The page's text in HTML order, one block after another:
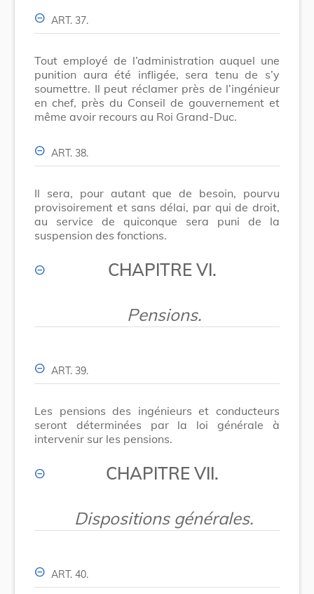
ART. 37.
Tout employé de l’administration auquel une
punition aura été infligée, sera tenu de s’y
soumettre. Il peut réclamer près de l’ingénieur
en chef, près du Conseil de gouvernement et
même avoir recours au Roi Grand-Duc.
ART. 38.
Il sera, pour autant que de besoin, pourvu
provisoirement et sans délai, par qui de droit,
au service de quiconque sera puni de la
suspension des fonctions.
CHAPITRE VI.
Pensions.
ART. 39.
Les pensions des ingénieurs et conducteurs
seront déterminées par la loi générale à
intervenir sur les pensions.
CHAPITRE VII.
Dispositions générales.
ART. 40.